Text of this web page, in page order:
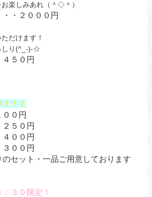
楽しみあれ（＾◇＾）
・２０００円
だけます！
しり(^_-)-☆
５０円
！！
０円
５０円
００円
００円
セット・一品ご用意しております
３０限定！